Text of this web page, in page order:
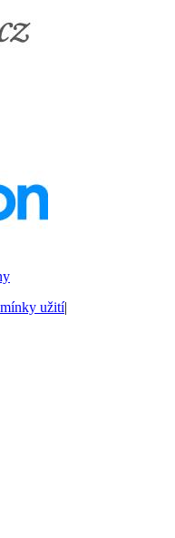
užití|